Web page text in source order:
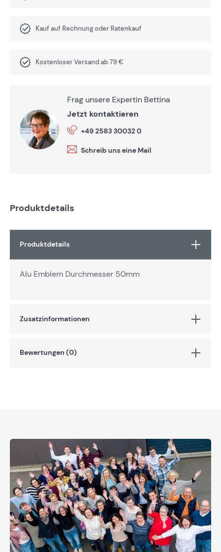
Kauf auf Rechnung oder Ratenkauf
Kostenloser Versand ab 79 €
Frag unsere Expertin Bettina
Jetzt kontaktieren
+49 2583 30032 0
Schreib uns eine Mail
Produktdetails
Produktdetails
Alu Emblem Durchmesser 50mm
Zusatzinformationen
Bewertungen (0)